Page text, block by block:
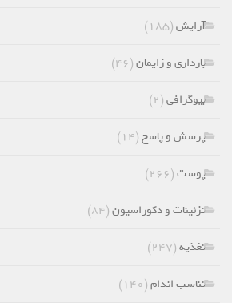
آرایش(۱۸۵)
بارداری و زایمان(۴۶)
بیوگرافی(۲)
پرسش و پاسخ(۱۴)
پوست(۲۶۶)
تزئینات و دکوراسیون(۸۴)
تغذیه(۲۴۷)
تناسب اندام(۱۴۰)